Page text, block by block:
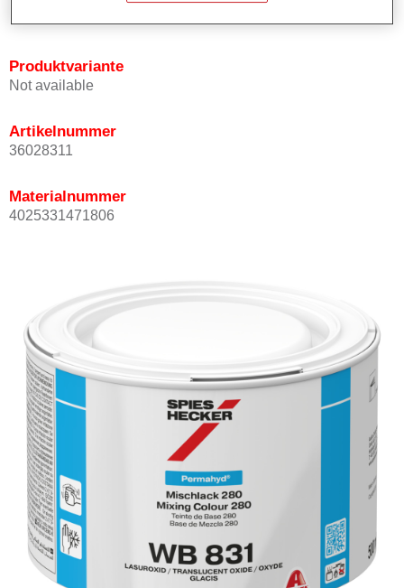
Produktvariante
Not available
Artikelnummer
36028311
Materialnummer
4025331471806